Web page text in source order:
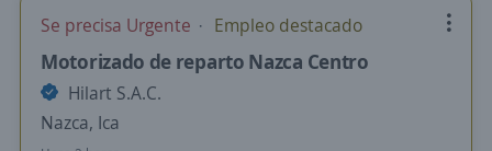
Se precisa Urgente Empleo destacado
Motorizado de reparto Nazca Centro
Hilart S.A.C.
Nazca, Ica